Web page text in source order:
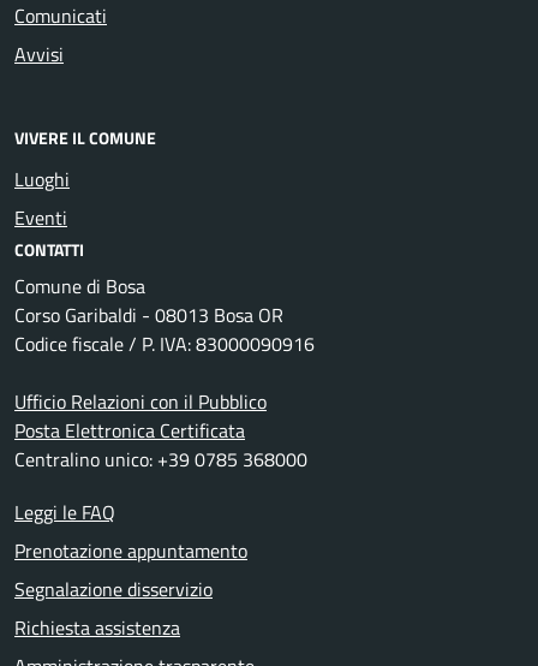
Comunicati
Avvisi
VIVERE IL COMUNE
Luoghi
Eventi
CONTATTI
Comune di Bosa
Corso Garibaldi - 08013 Bosa OR
Codice fiscale / P. IVA: 83000090916
Ufficio Relazioni con il Pubblico
Posta Elettronica Certificata
Centralino unico: +39 0785 368000
Leggi le FAQ
Prenotazione appuntamento
Segnalazione disservizio
Richiesta assistenza